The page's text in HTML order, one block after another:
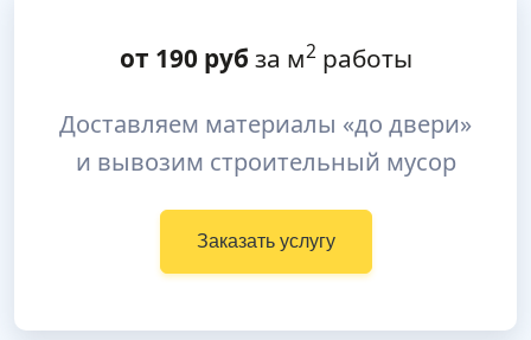
от 190руб за м2работы
Доставляем материалы «до двери»
и вывозим строительный мусор
Заказать услугу